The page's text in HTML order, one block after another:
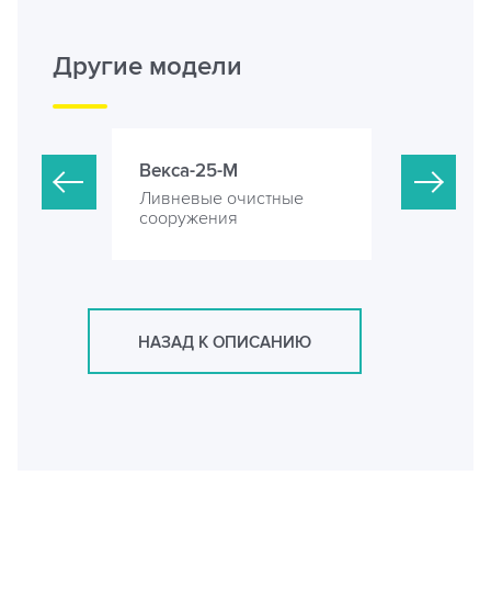
Другие модели
Векса-25-М
Ливневые очистные
сооружения
Векса-
Ливневые
НАЗАД К ОПИСАНИЮ